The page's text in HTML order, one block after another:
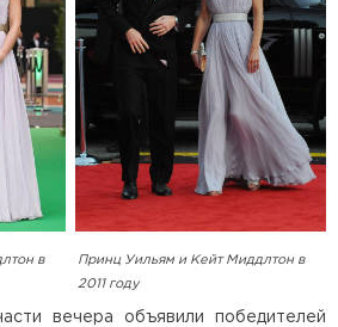
в
Принц Уильям и Кейт Миддлтон в
2011 году
вечера объявили победителей